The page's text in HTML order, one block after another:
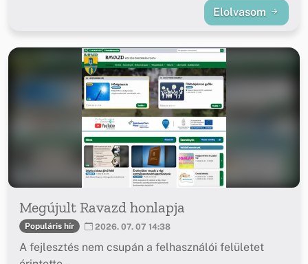
Elolvasom
Megújult Ravazd honlapja
Populáris hír 2026. 07. 07 14:38
A fejlesztés nem csupán a felhasználói felületet